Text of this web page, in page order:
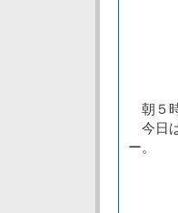
朝５
今日
ー。